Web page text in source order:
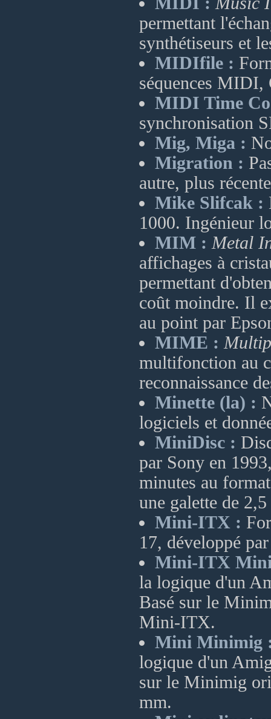
permettant
synthétiseurs et
MIDIfile :
séquences
MIDI Time
synchronisation
Mig, Miga :
Migration :
autre, plus
Mike Slifcak :
1000. Ingénieur
MIM : Metal
affichages à
permettant
coût moindre. Il
au point par
MIME :
multifonction au
reconnaissance
Minette (la) :
logiciels et
MiniDisc :
par Sony en
minutes au
une galette de
Mini-ITX :
17, développé
Mini-ITX
la logique d'un
Basé sur le
Mini-ITX.
Mini Minimig
logique d'un
sur le Minimig
mm.